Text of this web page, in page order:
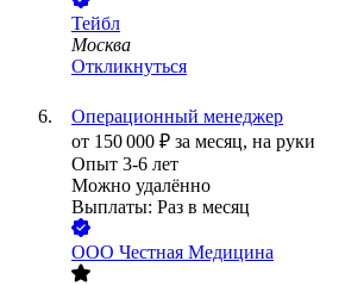
Тейбл
Москва
Откликнуться
Операционный менеджер
от 150 000 ₽ за месяц, на руки
Опыт 3-6 лет
Можно удалённо
Выплаты: Раз в месяц
ООО Честная Медицина